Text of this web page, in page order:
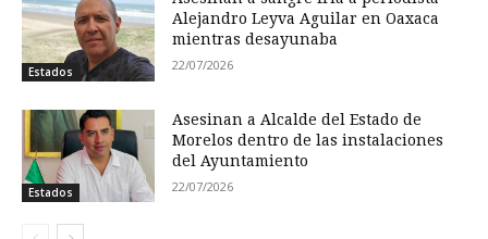
Estados
Alejandro Leyva Aguilar en Oaxaca
mientras desayunaba
22/07/2026
Estados
Asesinan a Alcalde del Estado de
Morelos dentro de las instalaciones
del Ayuntamiento
22/07/2026